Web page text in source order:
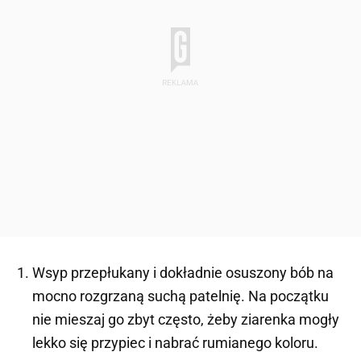
Wsyp przepłukany i dokładnie osuszony bób na
mocno rozgrzaną suchą patelnię. Na początku
nie mieszaj go zbyt często, żeby ziarenka mogły
lekko się przypiec i nabrać rumianego koloru.